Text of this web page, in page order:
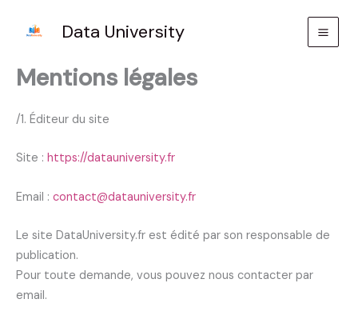
Data University
Mentions légales
/1. Éditeur du site
Site : https://datauniversity.fr
Email : contact@datauniversity.fr
Le site DataUniversity.fr est édité par son responsable de
publication.
Pour toute demande, vous pouvez nous contacter par
email.